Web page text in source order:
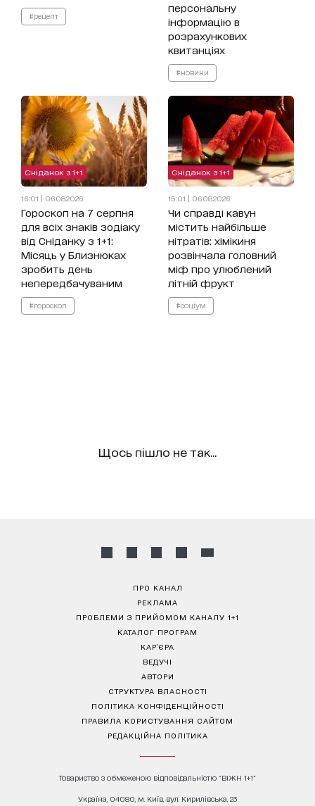
#рецепт
персональну
інформацію в
розрахункових
квитанціях
#новини
Сніданок з 1+1
16:01 | 06.08.2026
Гороскоп на 7 серпня
для всіх знаків зодіаку
від Сніданку з 1+1:
Місяць у Близнюках
зробить день
непередбачуваним
#гороскоп
Сніданок з 1+1
15:01 | 06.08.2026
Чи справді кавун
містить найбільше
нітратів: хімікиня
розвінчала головний
міф про улюблений
літній фрукт
#соціум
Щось пішло не так...
ПРО КАНАЛ
РЕКЛАМА
ПРОБЛЕМИ З ПРИЙОМОМ КАНАЛУ 1+1
КАТАЛОГ ПРОГРАМ
КАР’ЄРА
ВЕДУЧІ
АВТОРИ
СТРУКТУРА ВЛАСНОСТІ
ПОЛІТИКА КОНФІДЕНЦІЙНОСТІ
ПРАВИЛА КОРИСТУВАННЯ САЙТОМ
РЕДАКЦІЙНА ПОЛІТИКА
Товариство з обмеженою відповідальністю "ВІЖН 1+1"
Україна, 04080, м. Київ, вул. Кирилівська, 23